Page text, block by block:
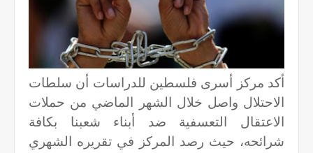
أكد مركز أسرى فلسطين للدراسات أن سلطات
الاحتلال واصل خلال الشهر الماضي من حملات
الاعتقال التعسفية ضد أبناء شعبنا بكافة
شرائحه، حيث رصد المركز في تقريره الشهري